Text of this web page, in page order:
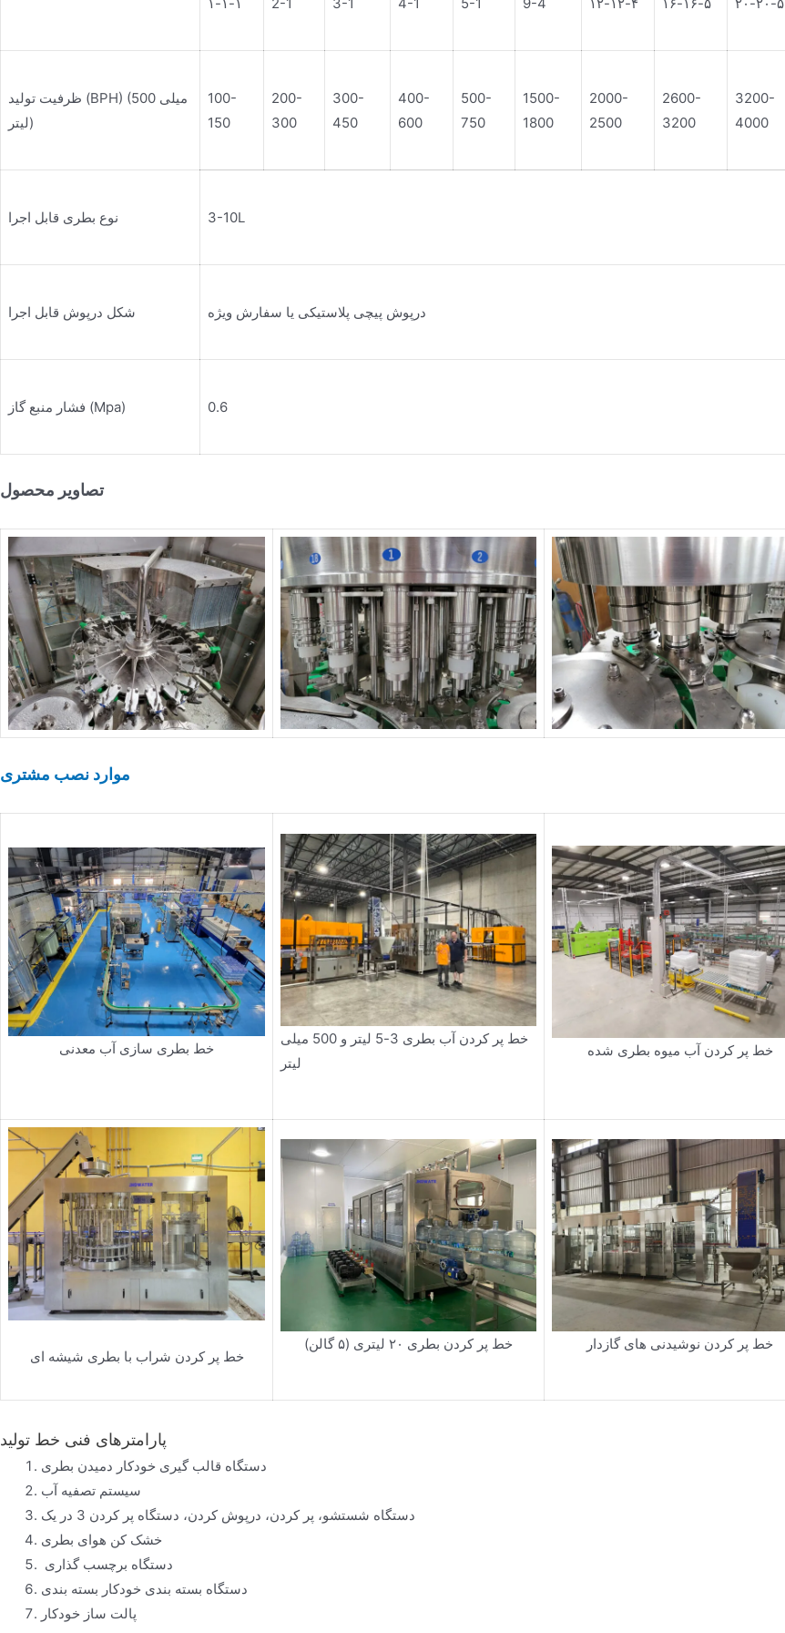
ظرفیت تولید (BPH) (500 میلی
لیتر)
100-
150
200-
300
300-
450
400-
600
500-
750
1500-
1800
2000-
2500
2600-
3200
3200-
4000
نوع بطری قابل اجرا 3-10L
شکل درپوش قابل اجرا درپوش پیچی پلاستیکی یا سفارش ویژه
فشار منبع گاز (Mpa) 0.6
تصاویر محصول
موارد نصب مشتری
خط بطری سازی آب معدنی
خط پر کردن آب بطری 3-5 لیتر و 500 میلی
لیتر
خط پر کردن آب میوه بطری شده
خط پر کردن شراب با بطری شیشه ای
خط پر کردن بطری ۲۰ لیتری (۵ گالن) خط پر کردن نوشیدنی های گازدار
پارامترهای فنی خط تولید
دستگاه قالب گیری خودکار دمیدن بطری
سیستم تصفیه آب
دستگاه شستشو، پر کردن، درپوش کردن، دستگاه پر کردن 3 در یک
خشک کن هوای بطری
دستگاه برچسب گذاری
دستگاه بسته بندی خودکار بسته بندی
پالت ساز خودکار